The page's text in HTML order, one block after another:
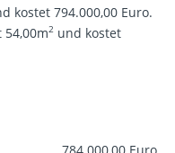
kostet 794.000,00 Euro.
2 und kostet